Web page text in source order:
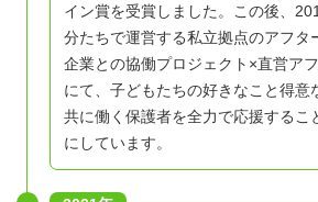
イン賞を受賞しました。 この後、
分たちで運営する私立拠点のアフタ
企業との協働プロジェクト×直営ア
にて、 子どもたちの好きなこと得意
共に働く保護者を全力で応援するこ
にしています。